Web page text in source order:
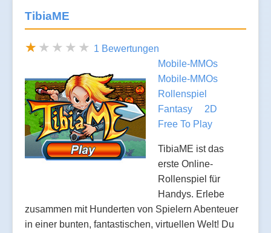
TibiaME
1 Bewertungen
Mobile-MMOs
Mobile-MMOs
Rollenspiel
Fantasy
2D
Free To Play
TibiaME ist das
erste Online-
Rollenspiel für
Handys. Erlebe
zusammen mit Hunderten von Spielern Abenteuer
in einer bunten, fantastischen, virtuellen Welt! Du